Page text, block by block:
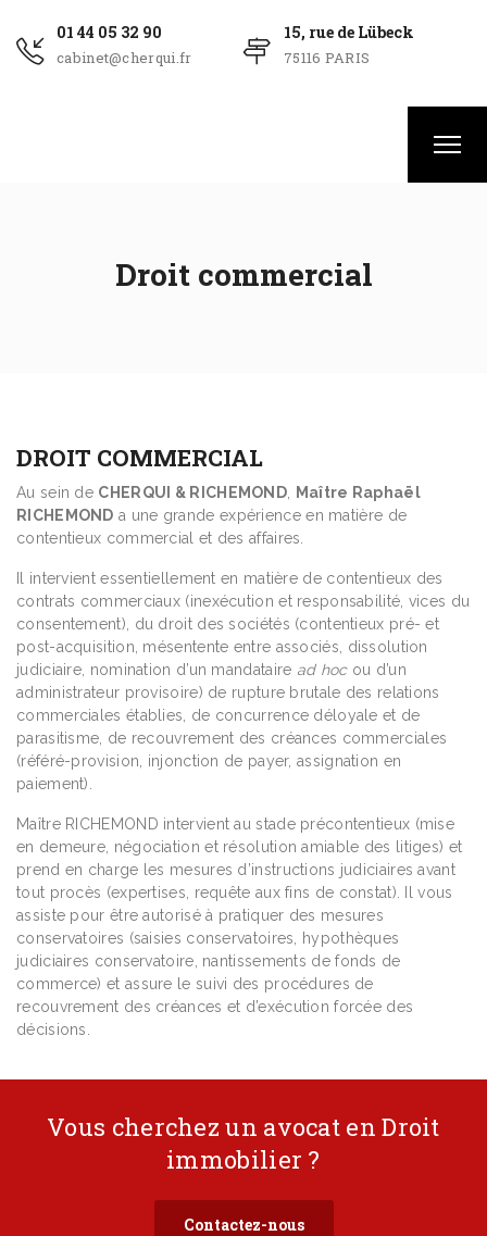
01 44 05 32 90
cabinet@cherqui.fr
15, rue de Lübeck
75116 PARIS
Droit commercial
DROIT COMMERCIAL
Au sein de CHERQUI & RICHEMOND
Maître Raphaël
RICHEMOND a une grande expérience en matière de
contentieux commercial et des affaires.
Il intervient essentiellement en matière de contentieux des
contrats commerciaux (inexécution et responsabilité, vices du
consentement), du droit des sociétés (contentieux pré- et
post-acquisition, mésentente entre associés, dissolution
judiciaire, nomination d’un mandataire ad hoc ou d’un
administrateur provisoire) de rupture brutale des relations
commerciales établies, de concurrence déloyale et de
parasitisme, de recouvrement des créances commerciales
(référé-provision, injonction de payer, assignation en
paiement).
Maître RICHEMOND intervient au stade précontentieux (mise
en demeure, négociation et résolution amiable des litiges) et
prend en charge les mesures d’instructions judiciaires avant
tout procès (expertises, requête aux fins de constat). Il vous
assiste pour être autorisé à pratiquer des mesures
conservatoires (saisies conservatoires, hypothèques
judiciaires conservatoire, nantissements de fonds de
commerce) et assure le suivi des procédures de
recouvrement des créances et d’exécution forcée des
décisions.
Vous cherchez un avocat en Droit
immobilier ?
Contactez-nous